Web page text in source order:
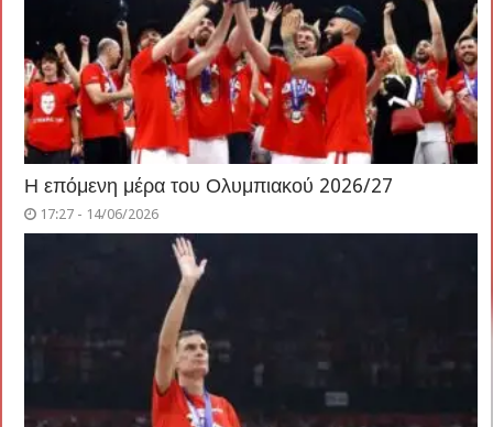
Η επόμενη μέρα του Ολυμπιακού 2026/27
17:27 - 14/06/2026